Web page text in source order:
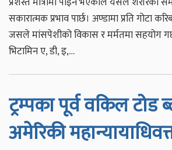
सकारात्मक प्रभाव पार्छ। अण्डामा प्रति गोटा
जसले मांसपेशीको विकास र मर्मतमा सहयोग
भिटामिन ए, डी, इ,…
ट्रम्पका पूर्व वकिल टोड
अमेरिकी